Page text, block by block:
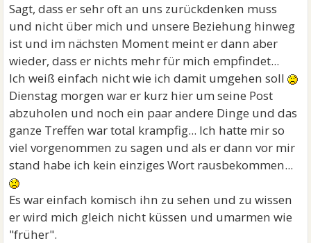
Sagt, dass er sehr oft an uns zurückdenken muss
und nicht über mich und unsere Beziehung hinweg
ist und im nächsten Moment meint er dann aber
wieder, dass er nichts mehr für mich empfindet...
Ich weiß einfach nicht wie ich damit umgehen soll
Dienstag morgen war er kurz hier um seine Post
abzuholen und noch ein paar andere Dinge und das
ganze Treffen war total krampfig... Ich hatte mir so
viel vorgenommen zu sagen und als er dann vor mir
stand habe ich kein einziges Wort rausbekommen...
Es war einfach komisch ihn zu sehen und zu wissen
er wird mich gleich nicht küssen und umarmen wie
"früher".